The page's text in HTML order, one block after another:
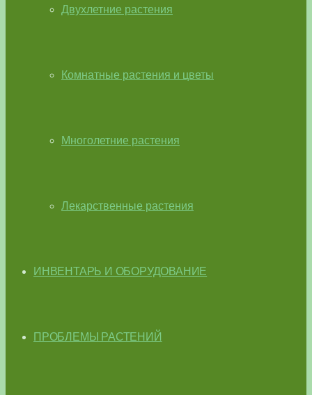
Двухлетние растения
Комнатные растения и цветы
Многолетние растения
Лекарственные растения
ИНВЕНТАРЬ И ОБОРУДОВАНИЕ
ПРОБЛЕМЫ РАСТЕНИЙ